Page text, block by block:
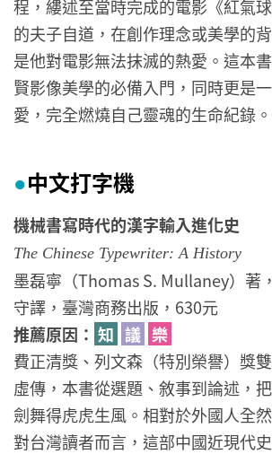
程，縷述至當時完成的電影《紅氣
的夫子自道，在創作理念或美學的
是他對電影無法抹滅的熱愛。這本
賢影像美學的必備入門，同時更是
愛，完全燃燒自己靈魂的生命紀錄
●中文打字機
機械書寫時代的漢字輸入進化史
The Chinese Typewriter: A History
墨磊寧（Thomas S. Mullaney）著
守譯，臺灣商務出版，630元
推薦原因： 知 議 樂
費正清獎、列文森（特別榮譽）獎
虛傳，本書從選題、敘事到論述，
劍舞得虎虎生風。相對於外國人全
對台灣讀者而言，這部中國近現代